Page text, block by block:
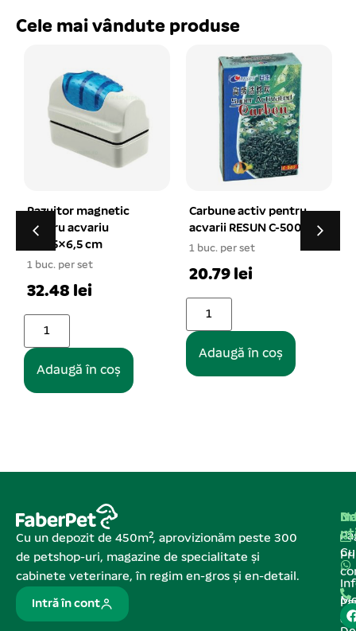
Cele mai vândute produse
Carbune activ pentru
acvarii RESUN C-500
1 buc. per set
20.79 lei
Filtru burete simplu
pentru acvariu, patrat
7x7x20 cm cu ventuza
1 buc. per set
Cu un depozit de 450m², aprovizionăm peste 300
de petshop-uri, magazine de specialitate și
cabinete veterinare, în regim en-gros și en-detail.
Intră în cont
de